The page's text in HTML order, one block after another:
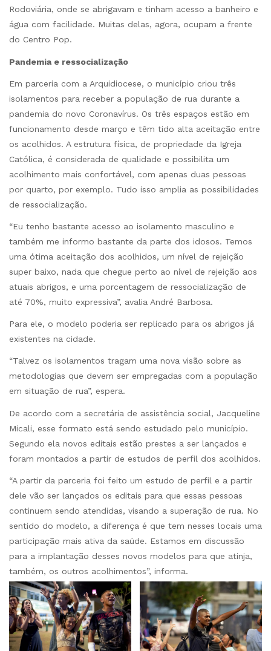
Rodoviária, onde se abrigavam e tinham acesso a banheiro e
água com facilidade. Muitas delas, agora, ocupam a frente
do Centro Pop.
Pandemia e ressocialização
Em parceria com a Arquidiocese, o município criou três
isolamentos para receber a população de rua durante a
pandemia do novo Coronavírus. Os três espaços estão em
funcionamento desde março e têm tido alta aceitação entre
os acolhidos. A estrutura física, de propriedade da Igreja
Católica, é considerada de qualidade e possibilita um
acolhimento mais confortável, com apenas duas pessoas
por quarto, por exemplo. Tudo isso amplia as possibilidades
de ressocialização.
“Eu tenho bastante acesso ao isolamento masculino e
também me informo bastante da parte dos idosos. Temos
uma ótima aceitação dos acolhidos, um nível de rejeição
super baixo, nada que chegue perto ao nível de rejeição aos
atuais abrigos, e uma porcentagem de ressocialização de
até 70%, muito expressiva”, avalia André Barbosa.
Para ele, o modelo poderia ser replicado para os abrigos já
existentes na cidade.
“Talvez os isolamentos tragam uma nova visão sobre as
metodologias que devem ser empregadas com a população
em situação de rua”, espera.
De acordo com a secretária de assistência social, Jacqueline
Micali, esse formato está sendo estudado pelo município.
Segundo ela novos editais estão prestes a ser lançados e
foram montados a partir de estudos de perfil dos acolhidos.
“A partir da parceria foi feito um estudo de perfil e a partir
dele vão ser lançados os editais para que essas pessoas
continuem sendo atendidas, visando a superação de rua. No
sentido do modelo, a diferença é que tem nesses locais uma
participação mais ativa da saúde. Estamos em discussão
para a implantação desses novos modelos para que atinja,
também, os outros acolhimentos”, informa.